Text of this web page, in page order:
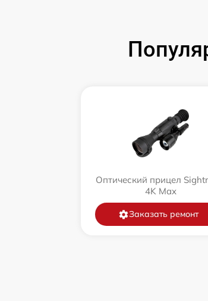
Оптический прицел
4K Max
Заказать ремонт